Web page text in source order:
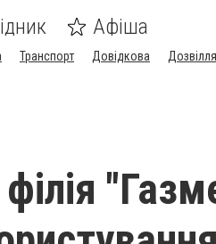
Афіша
Транспорт Довідкова Дозвілля